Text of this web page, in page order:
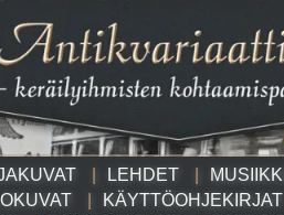
LEHDET MUSIIKKI
KÄYTTÖOHJEKIRJAT